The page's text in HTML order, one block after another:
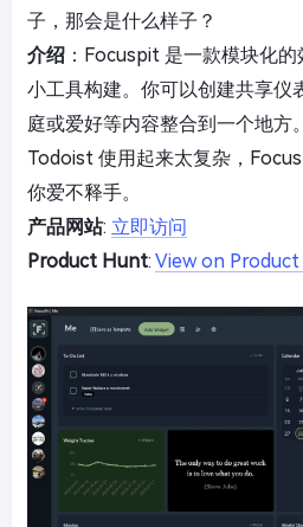
子，那会是什么样子？
介绍 ：Focuspit 是一款模块化
小工具构建。你可以创建共享仪
庭或爱好等内容整合到一个地
Todoist 使用起来太复杂，
你爱不释手。
产品网站: 立即访问
Product Hunt: View on